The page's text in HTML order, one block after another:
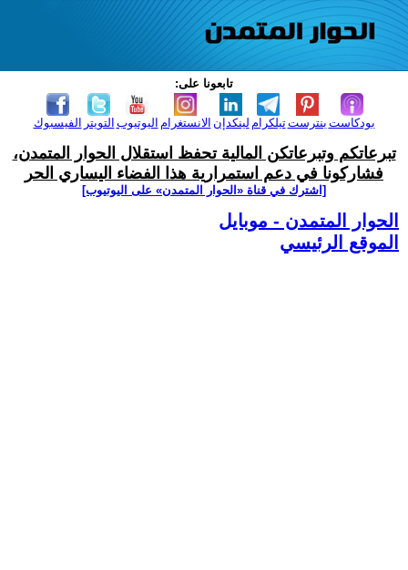
تابعونا على:
الفيسبوك التويتر اليوتيوب الانستغرام لينكدإن تيلكرامبنترست بودكاست
تبرعاتكم وتبرعاتكن المالية تحفظ استقلال الحوار المتمدن،
فشاركونا في دعم استمرارية هذا الفضاء اليساري الحر
[اشترك في قناة ‫«الحوار المتمدن» على اليوتيوب]
الحوار المتمدن - موبايل
الموقع الرئيسي